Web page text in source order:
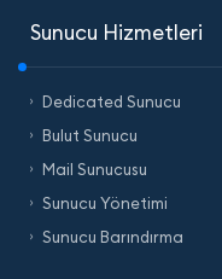
Sunucu Hizmetleri
Dedicated Sunucu
Bulut Sunucu
Mail Sunucusu
Sunucu Yönetimi
Sunucu Barındırma